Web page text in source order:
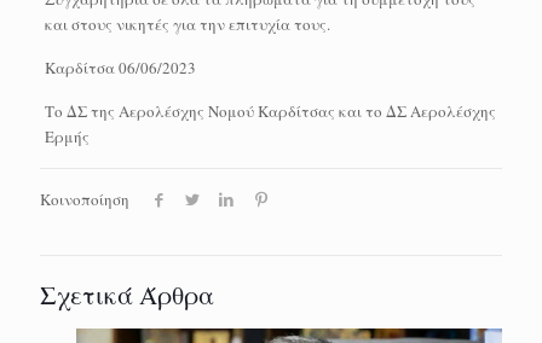
και στους νικητές για την επιτυχία τους.
Καρδίτσα 06/06/2023
Το ΔΣ της Αερολέσχης Νομού Καρδίτσας και το ΔΣ Αερολέσχης
Ερμής
Κοινοποίηση
Σχετικά Άρθρα